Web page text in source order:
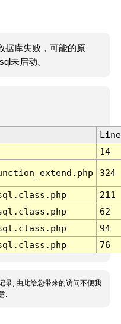
据库失败，可能的原
未启动。
Line
14
324
211
62
94
76
录, 由此给您带来的访问不便我
.